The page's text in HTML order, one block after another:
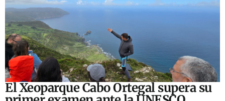
El Xeoparque Cabo Ortegal supera su